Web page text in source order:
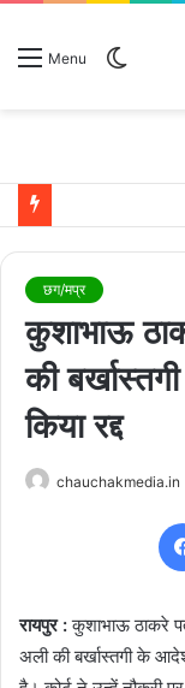
Menu
छग/मप्र
कुशाभाऊ
की
किया रद्द
chauchakmedia.in
रायपुर :कुशाभाऊ ठाकरे
अली की बर्खास्तगी के